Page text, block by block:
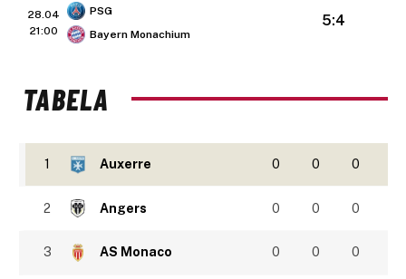
28.04
21:00
PSG
Bayern Monachium
5:4
TABELA
1 Auxerre 0 0 0
2 Angers 0 0 0
3 AS Monaco 0 0 0